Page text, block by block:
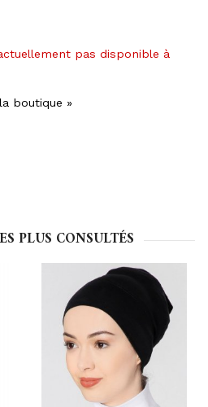
pas disponible à
boutique »
PLUS CONSULTÉS